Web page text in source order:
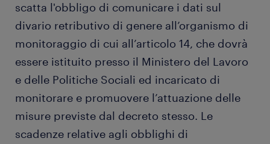
scatta l'obbligo di comunicare i dati sul
divario retributivo di genere all’organismo di
monitoraggio di cui all’articolo 14, che dovrà
essere istituito presso il Ministero del Lavoro
e delle Politiche Sociali ed incaricato di
monitorare e promuovere l’attuazione delle
misure previste dal decreto stesso. Le
scadenze relative agli obblighi di